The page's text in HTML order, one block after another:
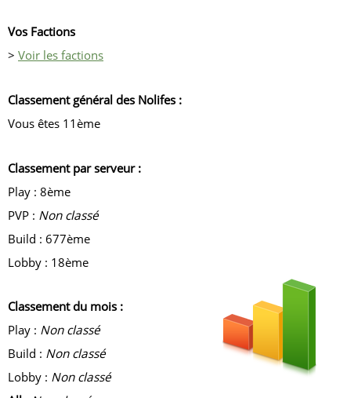
Vos Factions
> Voir les factions
Classement général des Nolifes :
Vous êtes 11ème
Classement par serveur :
Play : 8ème
PVP : Non classé
Build : 677ème
Lobby : 18ème
Classement du mois :
Play : Non classé
Build : Non classé
Lobby : Non classé